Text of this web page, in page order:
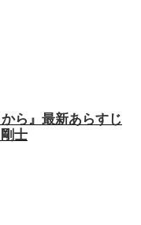
ら』最新あらすじ
士